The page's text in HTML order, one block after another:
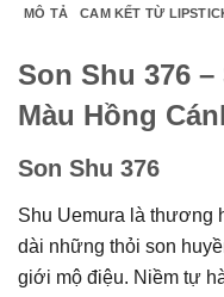
MÔ TẢ CAM KẾT TỪ
Son Shu 376
Màu Hồng
Son Shu 376
Shu Uemura là thương
dài những thỏi son
giới mộ điệu. Niềm tự